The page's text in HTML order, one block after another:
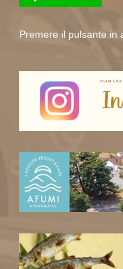
Premere il pulsante in